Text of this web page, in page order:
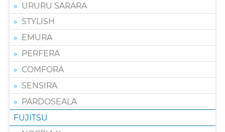
URURU SARARA
STYLISH
EMURA
PERFERA
COMFORA
SENSIRA
PARDOSEALA
FUJITSU